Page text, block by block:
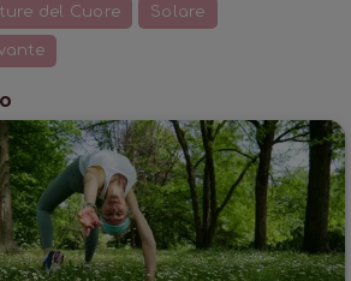
essere conseguita con la
come Aranyasana
Ardha Dhanurasana
(la posizione
Backbend come
l'energia nel corpo e
a far fronte all'inerzia e
del Cuore Solare